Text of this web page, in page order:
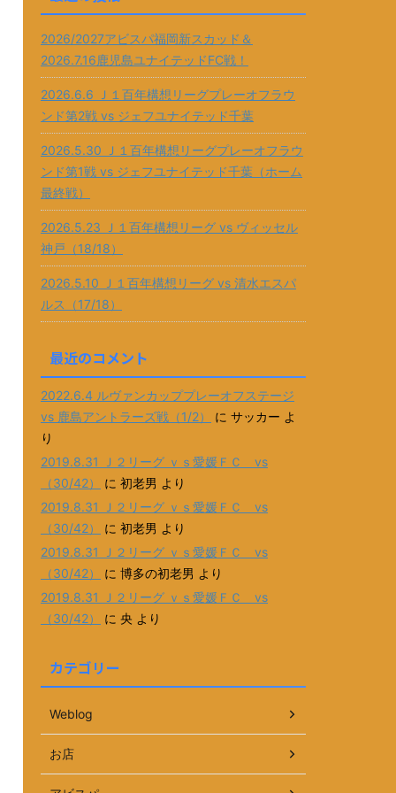
2026/2027アビスパ福岡新スカッド＆
2026.7.16鹿児島ユナイテッドFC戦！
2026.6.6 Ｊ１百年構想リーグプレーオフラウ
ンド第2戦 vs ジェフユナイテッド千葉
2026.5.30 Ｊ１百年構想リーグプレーオフラウ
ンド第1戦 vs ジェフユナイテッド千葉（ホーム
最終戦）
2026.5.23 Ｊ１百年構想リーグ vs ヴィッセル
神戸（18/18）
2026.5.10 Ｊ１百年構想リーグ vs 清水エスパ
ルス（17/18）
最近のコメント
2022.6.4 ルヴァンカッププレーオフステージ
vs 鹿島アントラーズ戦（1/2）
に サッカー よ
り
2019.8.31 Ｊ２リーグ ｖｓ愛媛ＦＣ vs
（30/42）
に 初老男 より
2019.8.31 Ｊ２リーグ ｖｓ愛媛ＦＣ vs
（30/42）
に 初老男 より
2019.8.31 Ｊ２リーグ ｖｓ愛媛ＦＣ vs
（30/42）
に 博多の初老男 より
2019.8.31 Ｊ２リーグ ｖｓ愛媛ＦＣ vs
（30/42）
に 央 より
カテゴリー
Weblog
お店